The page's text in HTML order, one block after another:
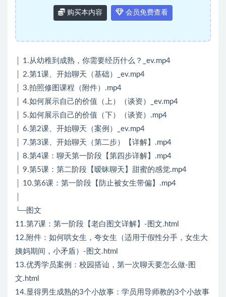
购买本内容 会员免费查看
│ 1.从幼稚到成熟，你需要经历什么？_ev.mp4
│ 2.第1课、开始聊天（基础）_ev.mp4
│ 3.拍照修图课程（附件）.mp4
│ 4.如何展示自己的价值（上）（谈资）_ev.mp4
│ 5.如何展示自己的价值（下）（谈资）.mp4
│ 6.第2课、开始聊天（案例）_ev.mp4
│ 7.第3课、开始聊天（第二步）【详解】.mp4
│ 8.第4课：聊天第一阶段【第四步详解】.mp4
│ 9.第5课：第二阶段【暧昧聊天】甜蜜的感觉.mp4
│ 10.第6课：第一阶段【防止被女生带偏】.mp4
└─图文
11.第7课：第一阶段【老白图文详解】-图文.html
12.附件：如何哄女生，夸女生（适用于假性分手，女生大
姨妈期间，小矛盾）-图文.html
13.优秀学员案例：校园搭讪，第一次聊天要怎么做-图
文.html
14.显得男生成熟的3个小故事：学员用导师教的3个小故事